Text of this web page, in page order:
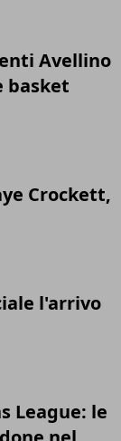
Avellino
basket
Crockett,
l'arrivo
League: le